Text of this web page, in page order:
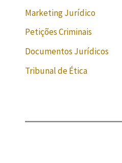
Marketing Jurídico
Petições Criminais
Documentos Jurídicos
Tribunal de Ética